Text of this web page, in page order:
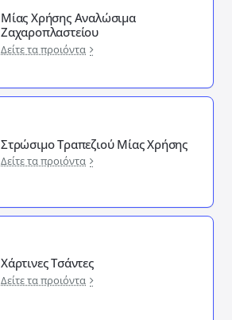
Μίας Χρήσης Αναλώσιμα
Ζαχαροπλαστείου
Δείτε τα προιόντα
Στρώσιμο Τραπεζιού Μίας Χρήσης
Δείτε τα προιόντα
Χάρτινες Τσάντες
Δείτε τα προιόντα